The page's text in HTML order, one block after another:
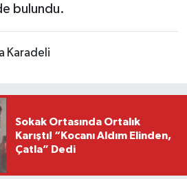
bulundu.
Karadeli
Sokak Ortasında Ortalık
Karıştı! “Kocanı Aldım Elinden,
Çatla” Dedi